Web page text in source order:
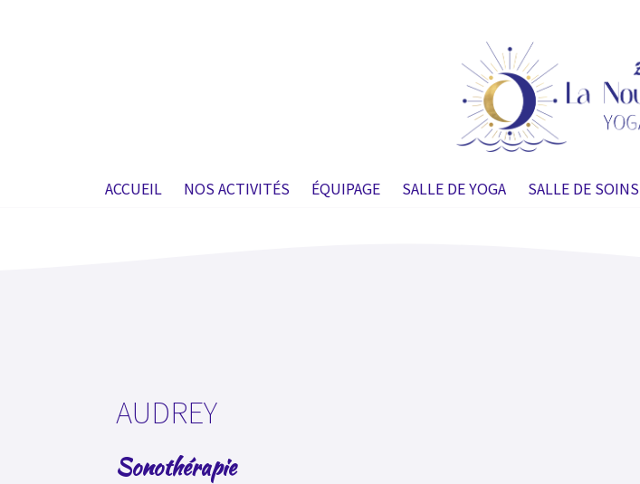
ACCUEIL NOS ACTIVITÉS ÉQUIPAGE SALLE DE YOGA SALLE DE SOINS
AUDREY
Sonothérapie